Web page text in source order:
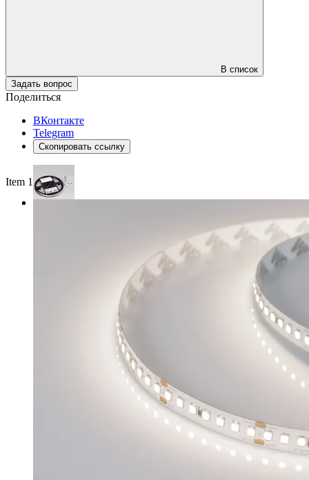
В список
Задать вопрос
Поделиться
ВКонтакте
Telegram
Скопировать ссылку
Item 1 of 3